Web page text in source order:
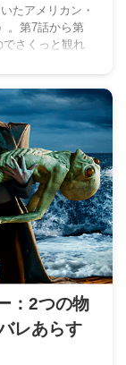
たアメリカン・
。第7話から第
さくっと観れ
：2つの物
レあらす